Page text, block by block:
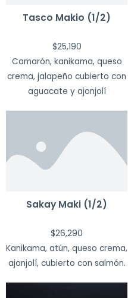
Tasco Makio (1/2)
$25,190
Camarón, kanikama, queso
crema, jalapeño cubierto con
aguacate y ajonjolí
Sakay Maki (1/2)
$26,290
Kanikama, atún, queso crema,
ajonjolí, cubierto con salmón.